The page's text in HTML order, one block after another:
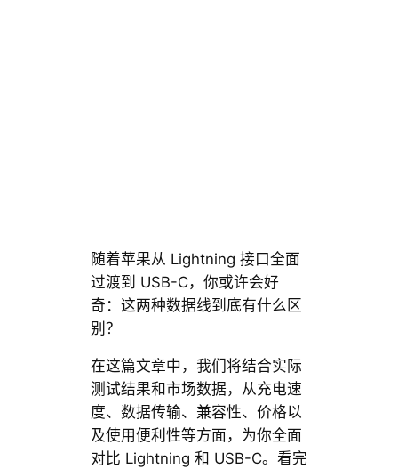
随着苹果从 Lightning 接口全面
过渡到 USB-C，你或许会好
奇：这两种数据线到底有什么区
别？
在这篇文章中，我们将结合实际
测试结果和市场数据，从充电速
度、数据传输、兼容性、价格以
及使用便利性等方面，为你全面
对比 Lightning 和 USB-C。看完